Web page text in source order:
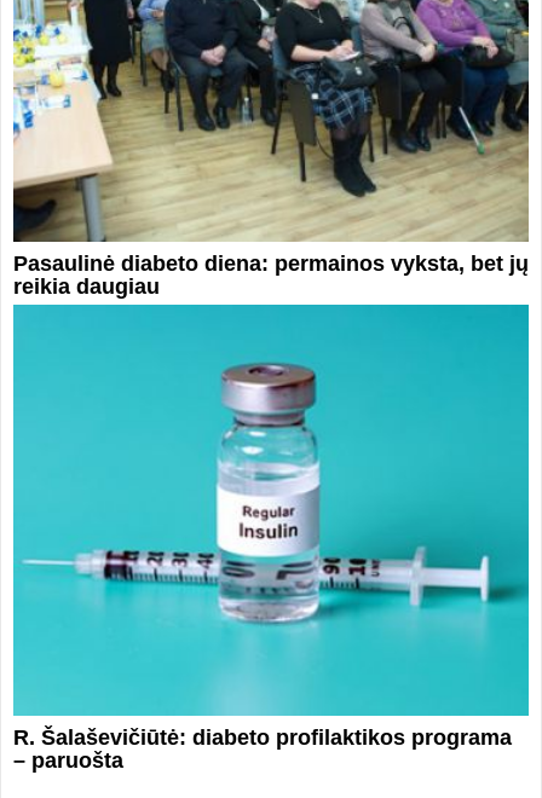
Pasaulinė diabeto diena: permainos vyksta, bet jų
reikia daugiau
R. Šalaševičiūtė: diabeto profilaktikos programa
– paruošta